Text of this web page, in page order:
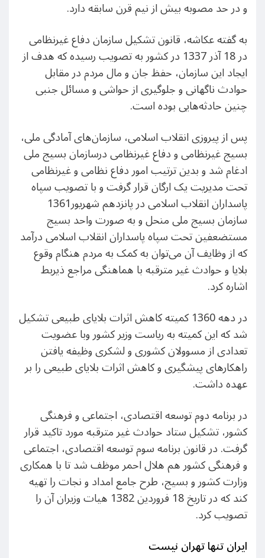
و در حد مصوبه بیش از نیم قرن سابقه دارد.
به گفته عکاشه، قانون تشکیل سازمان دفاع غیرنظامی
در 18 آذر 1337 در کشور به تصویب رسیده که هدف از
ایجاد این سازمان، حفظ جان و مال مردم در مقابل
حوادث ناگهانی و جلوگیری از حواشی و مسائل جنبی
چنین حادثه‌هایی بوده است.
پس از پیروزی انقلاب اسلامی، سازمان‌های آمادگی ملی،
بسیج غیرنظامی و دفاع غیرنظامی درسازمان بسیج ملی
ادغام شد و بدین ترتیب امور دفاع نظامی و غیرنظامی
تحت مدیریت یک ارگان قرار گرفت و با تصویب سپاه
پاسداران انقلاب اسلامی در پانزدهم شهریور1361
سازمان بسیج ملی منحل و به صورت واحد بسیج
مستضعفین تحت سپاه پاسداران انقلاب اسلامی درآمد
که از وظایف آن می‌توان به کمک به مردم هنگام وقوع
بلایا و حوادث غیر مترقبه با هماهنگی مراجع ذیربط
اشاره کرد.
در دهه 1360 کمیته کاهش اثرات بلایای طبیعی تشکیل
شد که این کمیته به ریاست وزیر کشور وبا عضویت
تعدادی از مسوولان کشوری و لشکری وظیفه یافتن
راهکارهای پیشگیری و کاهش اثرات بلایای طبیعی را بر
عهده داشت.
در برنامه دوم توسعه اقتصادی، اجتماعی و فرهنگی
کشور،‌ تشکیل ستاد حوادث غیر مترقبه مورد تاکید قرار
گرفت. در قانون برنامه سوم توسعه اقتصادی، اجتماعی
و فرهنگی کشور هم هلال احمر موظف شد تا با همکاری
وزارت کشور و بسیج، طرح جامع امداد و نجات را تهیه
کند که در تاریخ 18 فروردین 1382 هیات وزیران آن را
تصویب کرد.
ایران تنها تهران نیست